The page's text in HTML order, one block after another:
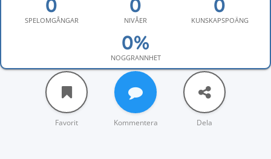
SPELOMGÅNGAR NIVÅER KUNSKAPSPOÄNG
NOGGRANNHET
Favorit Kommentera Dela